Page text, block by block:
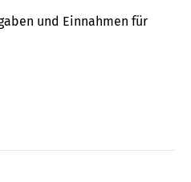
und Ein­nahmen für